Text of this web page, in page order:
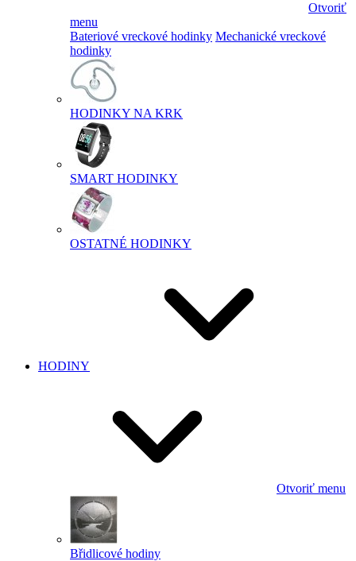
Otvoriť
menu
Bateriové vreckové hodinky Mechanické vreckové
hodinky
HODINKY NA KRK
SMART HODINKY
OSTATNÉ HODINKY
HODINY
Otvoriť menu
Břidlicové hodiny